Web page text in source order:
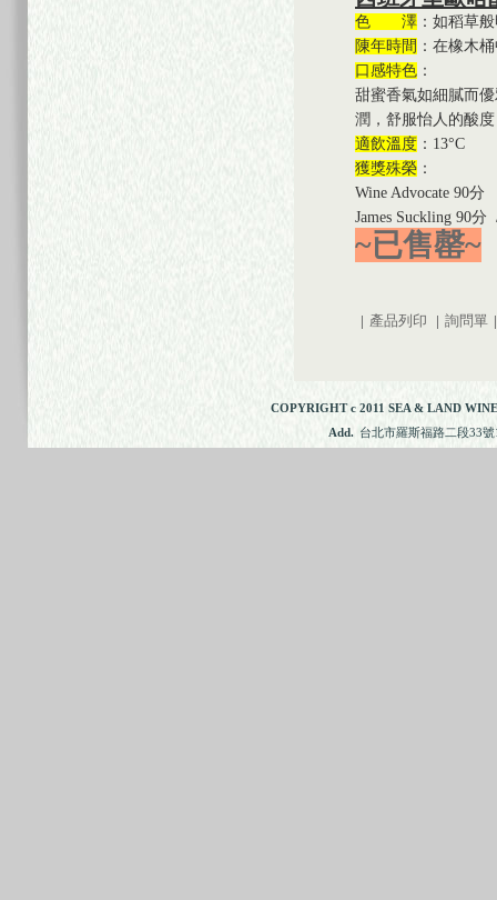
色 澤 ：如稻
陳年時間 ：在橡木
口感特色 ：
甜蜜香氣如細膩而
潤，舒服怡人的酸
適飲溫度 ：13°C
獲獎殊榮 ：
Wine Advocate 90分
James Suckling 90分
~已售罄~
| 產品列印 | 詢問單 |
COPYRIGHT c 2011 SEA & LAND
Add. 台北市羅斯福路二段33號